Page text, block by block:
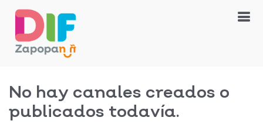
No hay canales creados o
publicados todavía.